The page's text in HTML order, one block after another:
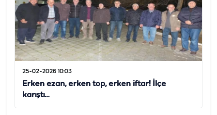
25-02-2026 10:03
Erken ezan, erken top, erken iftar! İlçe
karıştı…